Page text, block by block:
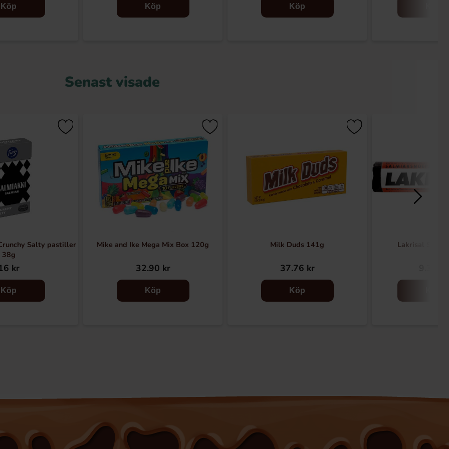
Köp Köp Köp
Senast visade
Salty pastiller
38g
kr
Köp
Mike and Ike Mega Mix Box 120g
32.90 kr
Köp
Milk Duds 141g
37.76 kr
Köp
Lakrisal